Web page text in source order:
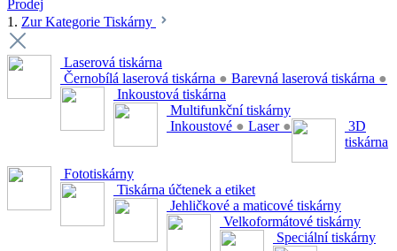
Prodej
1. Zur Kategorie Tiskárny
Laserová tiskárna
Černobílá laserová tiskárna ● Barevná laserová tiskárna ●
Inkoustová tiskárna
Multifunkční tiskárny
Inkoustové ● Laser ●
3D
tiskárna
Fototiskárny
Tiskárna účtenek a etiket
Jehličkové a maticové tiskárny
Velkoformátové tiskárny
Speciální tiskárny